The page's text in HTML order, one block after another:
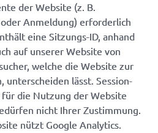
der Website (z. B.
Anmeldung) erforderlich
eine Sitzungs-ID, anhand
auf unserer Website von
welche die Website zur
unterscheiden lässt. Session-
für die Nutzung der Website
nicht Ihrer Zustimmung.
nützt Google Analytics.